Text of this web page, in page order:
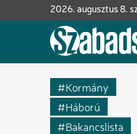
a
2026. augusztus 8.
Kormány
Háború
Bakancslista